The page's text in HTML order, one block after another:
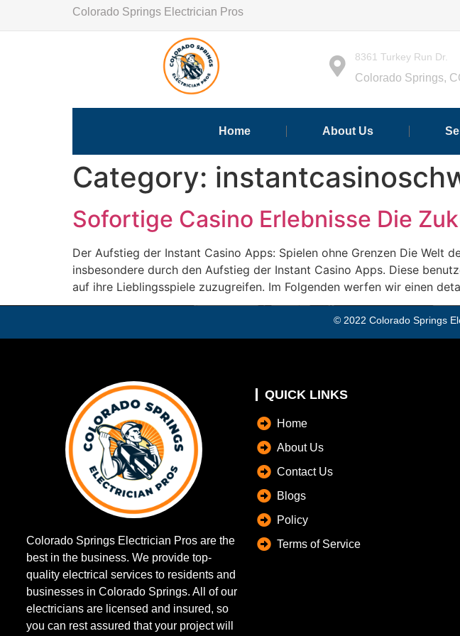
Colorado Springs Electrician Pros
8361 Turkey Run Dr.
Colorado Springs,
Home About Us
Category:
Sofortige Casino Erlebnisse Die
Der Aufstieg der Instant Casino Apps: Spielen ohne Grenzen Die Welt
insbesondere durch den Aufstieg der Instant Casino Apps. Diese
auf ihre Lieblingsspiele zuzugreifen. Im Folgenden werfen wir einen
© 2022 Colorado Springs
Colorado Springs Electrician Pros are the
best in the business. We provide top-
quality electrical services to residents and
businesses in Colorado Springs. All of our
electricians are licensed and insured, so
you can rest assured that your project will
QUICK LINKS
Home
About Us
Contact Us
Blogs
Policy
Terms of Service